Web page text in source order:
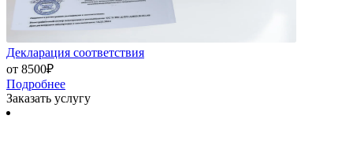
Декларация соответствия
от 8500₽
Подробнее
Заказать услугу